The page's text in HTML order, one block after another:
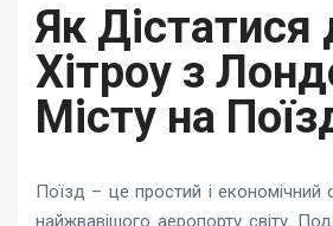
Як Дістатися
Хітроу з
Місту на
Поїзд – це простий і економічний
найжвавішого аеропорту світу.